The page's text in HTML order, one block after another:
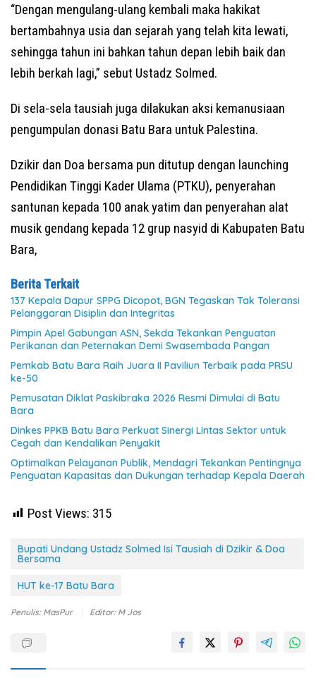
“Dengan mengulang-ulang kembali maka hakikat
bertambahnya usia dan sejarah yang telah kita lewati,
sehingga tahun ini bahkan tahun depan lebih baik dan
lebih berkah lagi,” sebut Ustadz Solmed.
Di sela-sela tausiah juga dilakukan aksi kemanusiaan
pengumpulan donasi Batu Bara untuk Palestina.
Dzikir dan Doa bersama pun ditutup dengan launching
Pendidikan Tinggi Kader Ulama (PTKU), penyerahan
santunan kepada 100 anak yatim dan penyerahan alat
musik gendang kepada 12 grup nasyid di Kabupaten Batu
Bara,
Berita Terkait
137 Kepala Dapur SPPG Dicopot, BGN Tegaskan Tak Toleransi
Pelanggaran Disiplin dan Integritas
Pimpin Apel Gabungan ASN, Sekda Tekankan Penguatan
Perikanan dan Peternakan Demi Swasembada Pangan
Pemkab Batu Bara Raih Juara II Paviliun Terbaik pada PRSU
ke-50
Pemusatan Diklat Paskibraka 2026 Resmi Dimulai di Batu
Bara
Dinkes PPKB Batu Bara Perkuat Sinergi Lintas Sektor untuk
Cegah dan Kendalikan Penyakit
Optimalkan Pelayanan Publik, Mendagri Tekankan Pentingnya
Penguatan Kapasitas dan Dukungan terhadap Kepala Daerah
Post Views: 315
Bupati Undang Ustadz Solmed Isi Tausiah di Dzikir & Doa
Bersama
HUT ke-17 Batu Bara
Penulis: MasPur Editor: M Jos